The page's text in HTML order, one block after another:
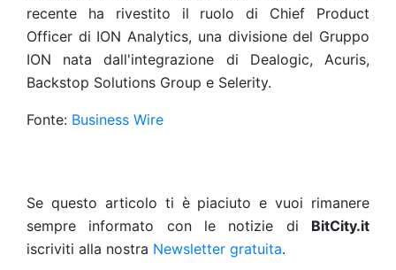
recente ha rivestito il ruolo di Chief Product
Officer di ION Analytics, una divisione del Gruppo
ION nata dall'integrazione di Dealogic, Acuris,
Backstop Solutions Group e Selerity.
Fonte: Business Wire
Se questo articolo ti è piaciuto e vuoi rimanere
sempre informato con le notizie di BitCity.it
iscriviti alla nostra Newsletter gratuita.